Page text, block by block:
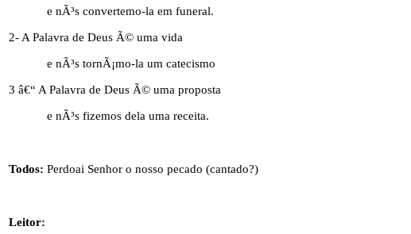
e nÃ³s convertemo-la em funeral.
2- A Palavra de Deus Ã© uma vida
e nÃ³s tornÃ¡mo-la um catecismo
3 â€“ A Palavra de Deus Ã© uma proposta
e nÃ³s fizemos dela uma receita.
Todos: Perdoai Senhor o nosso pecado (cantado?)
Leitor: